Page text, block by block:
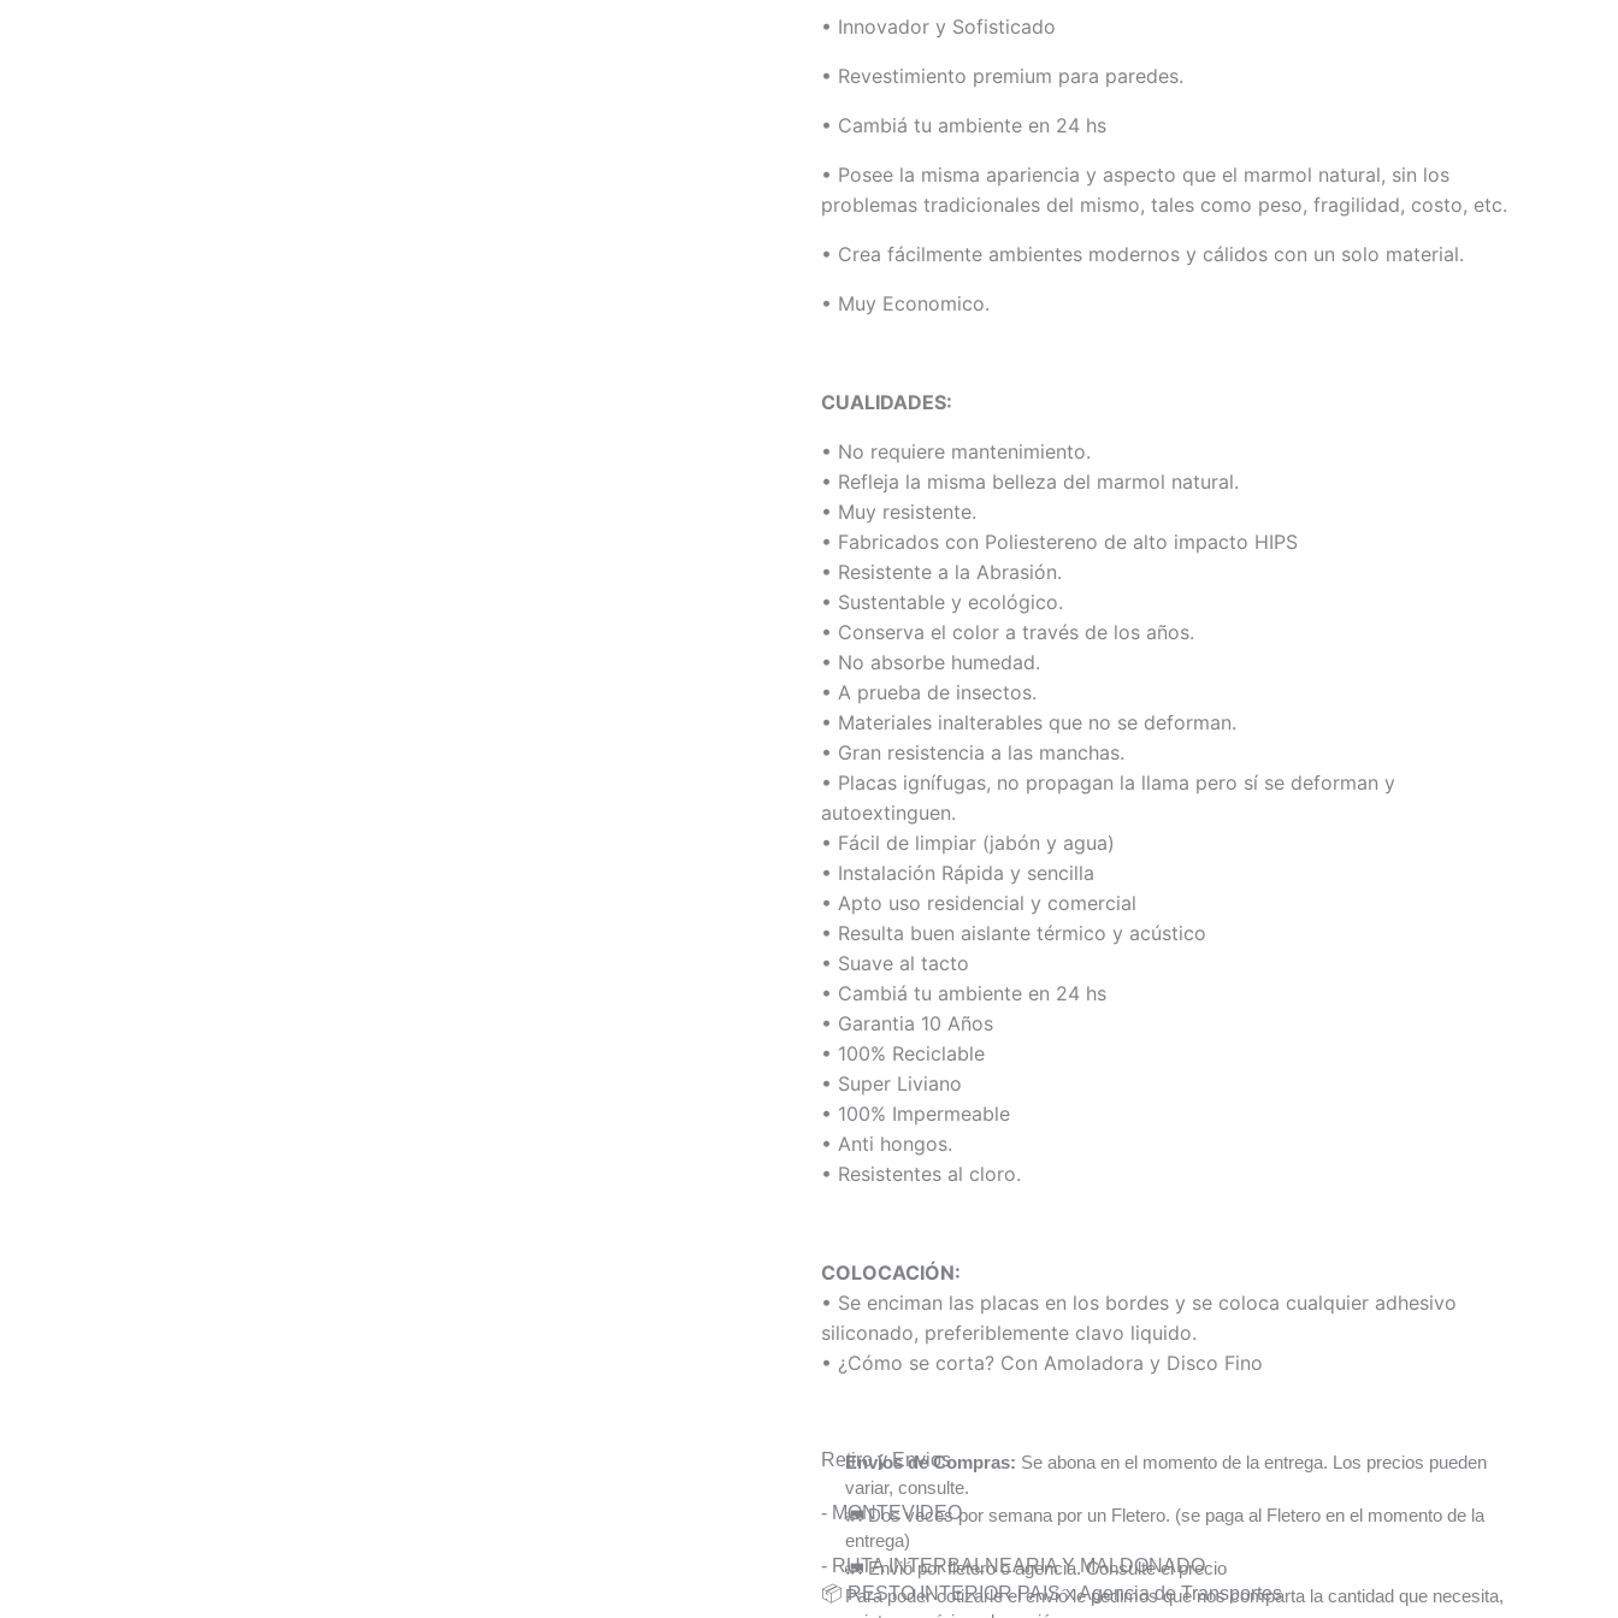
• Innovador y Sofisticado
• Revestimiento premium para paredes.
• Cambiá tu ambiente en 24 hs
• Posee la misma apariencia y aspecto que el marmol natural, sin los
problemas tradicionales del mismo, tales como peso, fragilidad, costo, etc.
• Crea fácilmente ambientes modernos y cálidos con un solo material.
• Muy Economico.
CUALIDADES:
• No requiere mantenimiento.
• Refleja la misma belleza del marmol natural.
• Muy resistente.
• Fabricados con Poliestereno de alto impacto HIPS
• Resistente a la Abrasión.
• Sustentable y ecológico.
• Conserva el color a través de los años.
• No absorbe humedad.
• A prueba de insectos.
• Materiales inalterables que no se deforman.
• Gran resistencia a las manchas.
• Placas ignífugas, no propagan la llama pero sí se deforman y
autoextinguen.
• Fácil de limpiar (jabón y agua)
• Instalación Rápida y sencilla
• Apto uso residencial y comercial
• Resulta buen aislante térmico y acústico
• Suave al tacto
• Cambiá tu ambiente en 24 hs
• Garantia 10 Años
• 100% Reciclable
• Super Liviano
• 100% Impermeable
• Anti hongos.
• Resistentes al cloro.
COLOCACIÓN:
• Se enciman las placas en los bordes y se coloca cualquier adhesivo
siliconado, preferiblemente clavo liquido.
• ¿Cómo se corta? Con Amoladora y Disco Fino
Retiro y Envios
Envíos de Compras: Se abona en el momento de la entrega. Los precios pueden
variar, consulte.
- MONTEVIDEO
🚛 Dos veces por semana por un Fletero. (se paga al Fletero en el momento de la
entrega)
- RUTA INTERBALNEARIA Y MALDONADO
🚛 Envió por fletero o agencia. Consulte el precio
📦 RESTO INTERIOR PAIS x Agencia de Transportes
Para poder cotizarle el envió le pedimos que nos comparta la cantidad que necesita,